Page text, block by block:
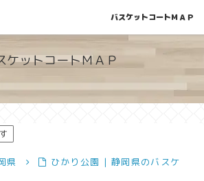
！穴場が見つかるバスケットコート情報
ケットコートＭＡＰ
県
ひかり公園 | 静岡県のバスケ
バスケットコートＭＡＰ